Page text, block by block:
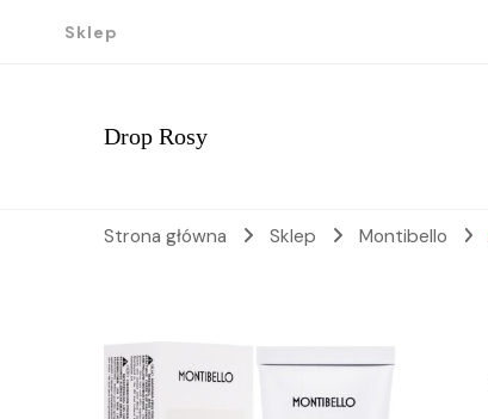
Sklep
Drop Rosy
Strona główna Sklep Montibello